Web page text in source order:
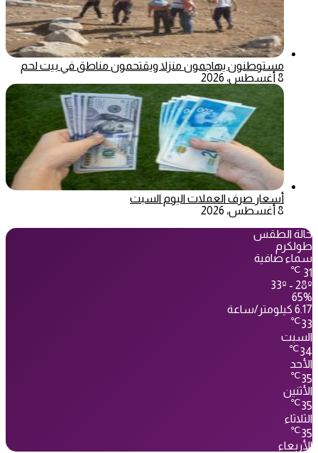
مستوطنون يهاجمون منزلا ويقتحمون مناطق في بيت لحم
8 أغسطس، 2026
أسعار صرف العملات اليوم السبت
8 أغسطس، 2026
حالة الطقس
طولكرم
سماء صافية
31
℃
33º - 28º
65%
6.17 كيلومتر/ساعة
33
℃
السبت
34
℃
الأحد
35
℃
الأثنين
35
℃
الثلاثاء
35
℃
الأربعاء